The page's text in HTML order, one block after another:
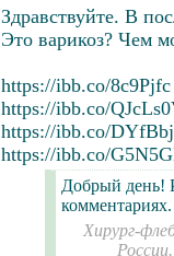
Здравствуйте. В
Это варикоз? Чем
https://ibb.co/8c9Pjfc
https://ibb.co/
https://ibb.co/
https://ibb.co/
Добрый день!
Хирург-